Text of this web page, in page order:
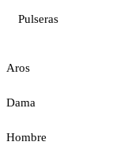
Pulseras
Aros
Dama
Hombre